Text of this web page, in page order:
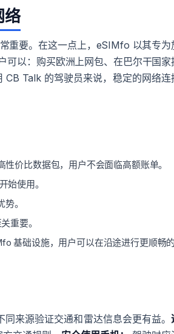
络
重要。在这一点上，eSIMfo 以其专为
以：购买欧洲上网包、在巴尔干国家
CB Talk 的驾驶员来说，稳定的网络连
性价比数据包，用户不会面临高额账单。
始使用。
。
重要。
基础设施，用户可以在沿途进行更顺畅
来源验证交通和雷达信息会更有益。